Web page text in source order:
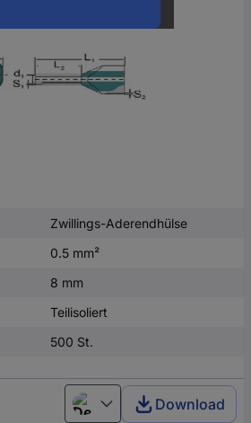
Zwillings-Aderendhülse
0.5 mm²
8 mm
Teilisoliert
500 St.
Deutsch (Deutschland)
Download